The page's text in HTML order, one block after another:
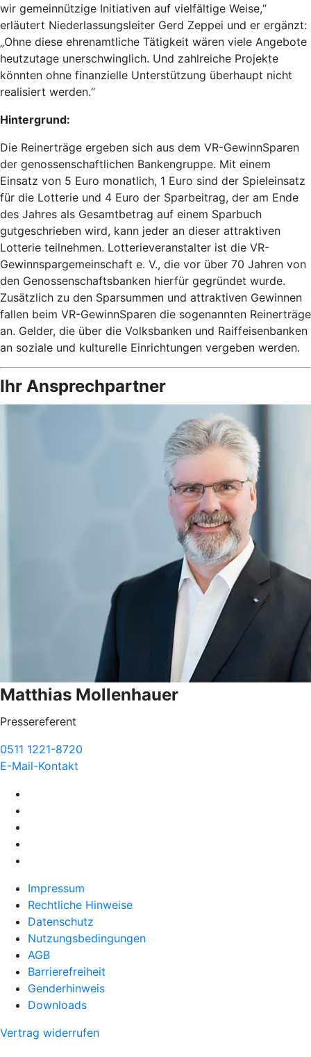
wir gemeinnützige Initiativen auf vielfältige Weise,“
erläutert Niederlassungsleiter Gerd Zeppei und er ergänzt:
„Ohne diese ehrenamtliche Tätigkeit wären viele Angebote
heutzutage unerschwinglich. Und zahlreiche Projekte
könnten ohne finanzielle Unterstützung überhaupt nicht
realisiert werden.“
Hintergrund:
Die Reinerträge ergeben sich aus dem VR-GewinnSparen
der genossenschaftlichen Bankengruppe. Mit einem
Einsatz von 5 Euro monatlich, 1 Euro sind der Spieleinsatz
für die Lotterie und 4 Euro der Sparbeitrag, der am Ende
des Jahres als Gesamtbetrag auf einem Sparbuch
gutgeschrieben wird, kann jeder an dieser attraktiven
Lotterie teilnehmen. Lotterieveranstalter ist die VR-
Gewinnspargemeinschaft e. V., die vor über 70 Jahren von
den Genossenschaftsbanken hierfür gegründet wurde.
Zusätzlich zu den Sparsummen und attraktiven Gewinnen
fallen beim VR-GewinnSparen die sogenannten Reinerträge
an. Gelder, die über die Volksbanken und Raiffeisenbanken
an soziale und kulturelle Einrichtungen vergeben werden.
Ihr Ansprechpartner
Matthias Mollenhauer
Pressereferent
0511 1221-8720
E-Mail-Kontakt
Impressum
Rechtliche Hinweise
Datenschutz
Nutzungsbedingungen
AGB
Barrierefreiheit
Genderhinweis
Downloads
Vertrag widerrufen